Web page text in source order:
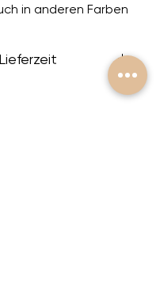
in anderen Farben
Kunststoff.
Lieferzeit
Lampensockel